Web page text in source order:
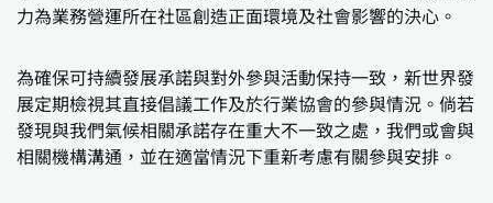
力為業務營運所在社區創造正面環境及社會影響的決心。
為確保可持續發展承諾與對外參與活動保持一致，新世界發
展定期檢視其直接倡議工作及於行業協會的參與情況。倘若
發現與我們氣候相關承諾存在重大不一致之處，我們或會與
相關機構溝通，並在適當情況下重新考慮有關參與安排。